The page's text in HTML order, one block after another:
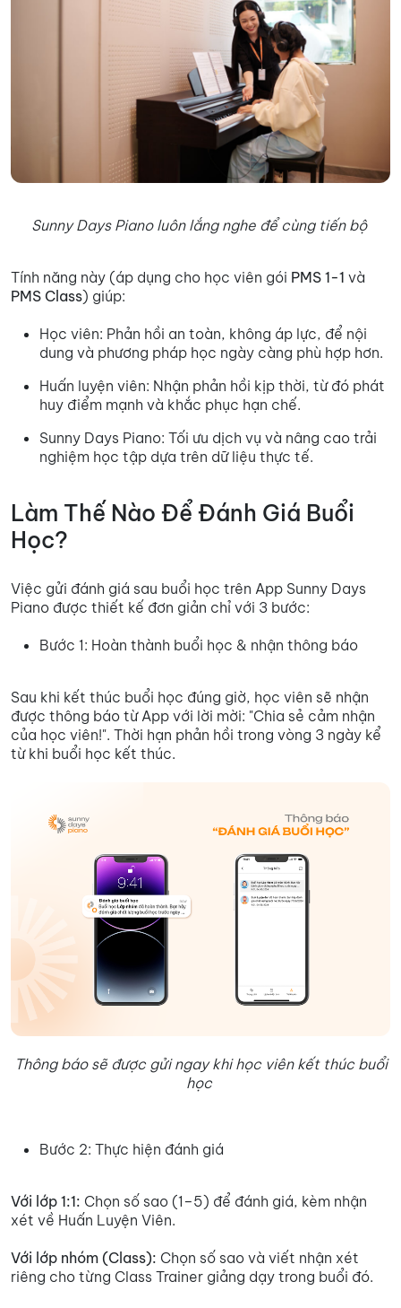
Sunny Days Piano luôn lắng nghe để cùng tiến bộ
Tính năng này (áp dụng cho học viên gói PMS 1-1 và
PMS Class) giúp:
Học viên: Phản hồi an toàn, không áp lực, để nội
dung và phương pháp học ngày càng phù hợp hơn.
Huấn luyện viên: Nhận phản hồi kịp thời, từ đó phát
huy điểm mạnh và khắc phục hạn chế.
Sunny Days Piano: Tối ưu dịch vụ và nâng cao trải
nghiệm học tập dựa trên dữ liệu thực tế.
Làm Thế Nào Để Đánh Giá Buổi
Học?
Việc gửi đánh giá sau buổi học trên App Sunny Days
Piano được thiết kế đơn giản chỉ với 3 bước:
Bước 1: Hoàn thành buổi học & nhận thông báo
Sau khi kết thúc buổi học đúng giờ, học viên sẽ nhận
được thông báo từ App với lời mời: "Chia sẻ cảm nhận
của học viên!". Thời hạn phản hồi trong vòng 3 ngày kể
từ khi buổi học kết thúc.
Thông báo sẽ được gửi ngay khi học viên kết thúc buổi
học
Bước 2: Thực hiện đánh giá
Với lớp 1:1: Chọn số sao (1–5) để đánh giá, kèm nhận
xét về Huấn Luyện Viên.
Với lớp nhóm (Class): Chọn số sao và viết nhận xét
riêng cho từng Class Trainer giảng dạy trong buổi đó.